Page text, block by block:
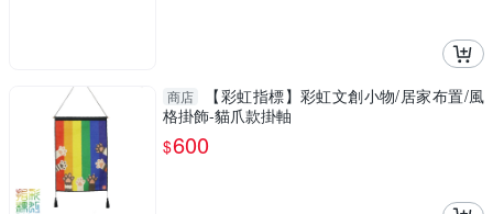
商店
【彩虹指標】彩虹文創小物/居家布置/風
格掛飾-貓爪款掛軸
$600